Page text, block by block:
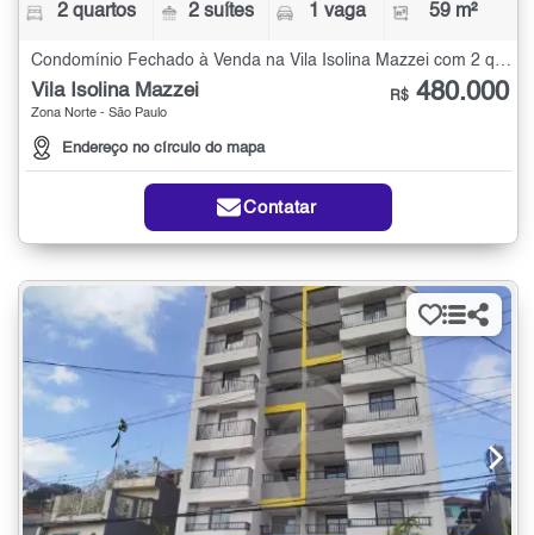
2 quartos 2 suítes 1 vaga 59 m²
Condomínio Fechado à Venda na Vila Isolina Mazzei com 2 quartos - 59 m²
Vila Isolina Mazzei
Zona Norte - São Paulo
Endereço no círculo do mapa
R$ 480.000
Contatar